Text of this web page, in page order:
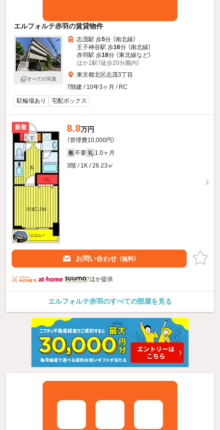
エルフォルテ赤羽の賃貸物件
すべての写真
志茂駅 歩5分 （南北線）
王子神谷駅 歩16分 （南北線）
赤羽駅 歩18分 （東北線など）
ほか1駅（徒歩20分圏内）
東京都北区志茂3丁目
7階建 / 10年3ヶ月 / RC
駐輪場あり
宅配ボックス
新着 8.8万円
（管理費10,000円）
敷 不要 礼 1.0ヶ月
3階 / 1K / 26.23㎡
お問い合わせ （無料）
ほか提供
エルフォルテ赤羽のすべての部屋を見る